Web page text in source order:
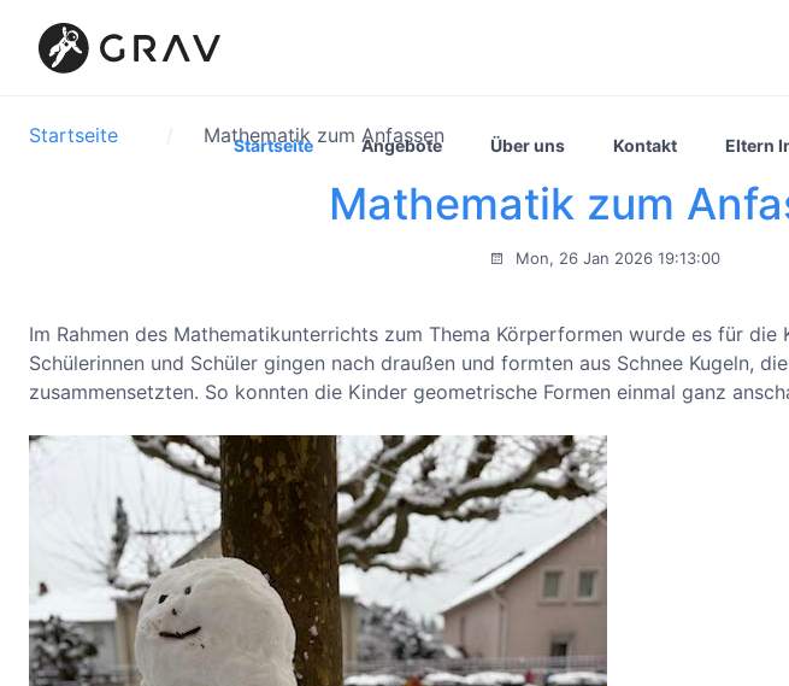
Startseite Angebote Über uns Kontakt Eltern
Startseite Mathematik zum Anfassen
Mathematik zum
Mon, 26 Jan 2026 19:13:00
Im Rahmen des Mathematikunterrichts zum Thema Körperformen wurde es für
Schülerinnen und Schüler gingen nach draußen und formten aus Schnee Kugeln,
zusammensetzten. So konnten die Kinder geometrische Formen einmal ganz